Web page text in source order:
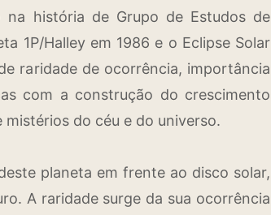
na história de Grupo de Estudos de
1P/Halley em 1986 e o Eclipse Solar
raridade de ocorrência, importância
com a construção do crescimento
do céu e do universo.
planeta em frente ao disco solar,
A raridade surge da sua ocorrência